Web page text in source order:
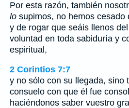
Por esta razón, también
lo supimos, no hemos cesado
y de rogar que seáis llenos
voluntad en toda sabiduría y
espiritual,
2 Corintios 7:7
y no sólo con su llegada, sino
consuelo con que él fue
haciéndonos saber vuestro